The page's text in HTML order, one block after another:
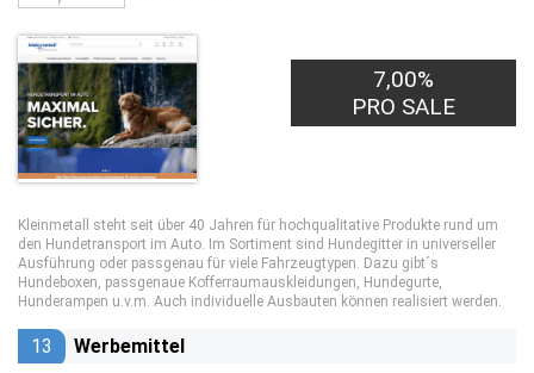
7,00%
PRO SALE
Kleinmetall steht seit über 40 Jahren für hochqualitative Produkte rund um
den Hundetransport im Auto. Im Sortiment sind Hundegitter in universeller
Ausführung oder passgenau für viele Fahrzeugtypen. Dazu gibt´s
Hundeboxen, passgenaue Kofferraumauskleidungen, Hundegurte,
Hunderampen u.v.m. Auch individuelle Ausbauten können realisiert werden.
13 Werbemittel